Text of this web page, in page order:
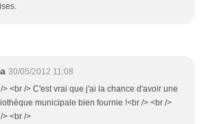
30/05/2012 11:08
> <br /> C'est vrai que j'ai la chance d'avoir une
municipale bien fournie !<br /> <br />
> <br />